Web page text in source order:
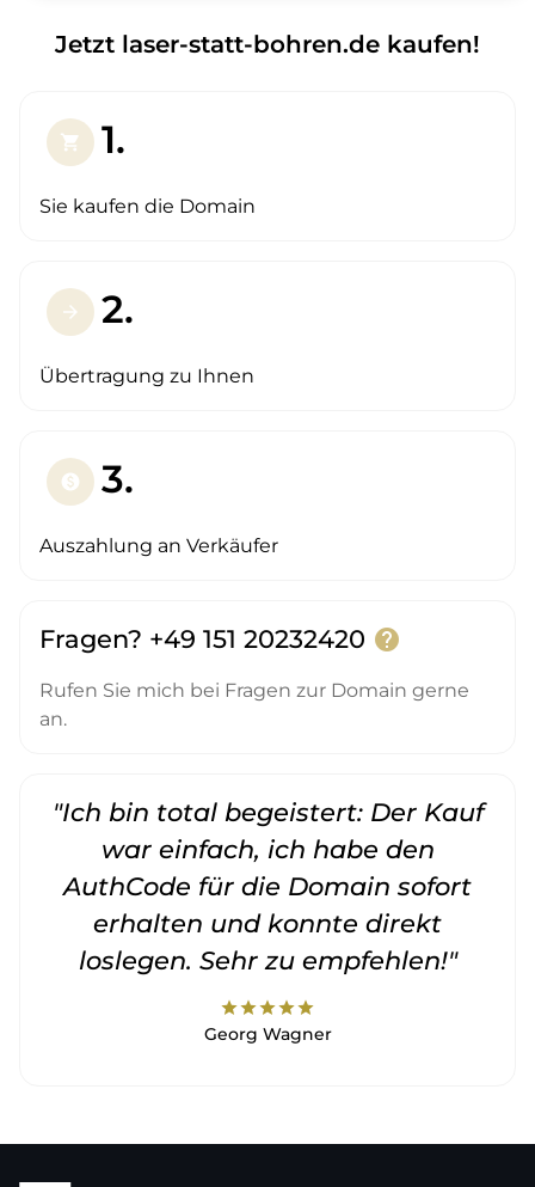
Jetzt laser-statt-bohren.de kaufen!
shopping_cart 1.
Sie kaufen die Domain
arrow_forward 2.
Übertragung zu Ihnen
paid 3.
Auszahlung an Verkäufer
Fragen? +49 151 20232420 help
Rufen Sie mich bei Fragen zur Domain gerne
an.
"Ich bin total begeistert: Der Kauf
war einfach, ich habe den
AuthCode für die Domain sofort
erhalten und konnte direkt
loslegen. Sehr zu empfehlen!"
starstarstarstarstar
Georg Wagner